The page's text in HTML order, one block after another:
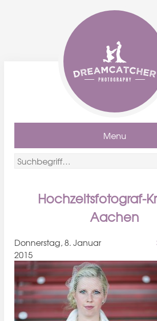
Menu
Hochzeitsfotograf-
Aachen
Donnerstag, 8. Januar
2015